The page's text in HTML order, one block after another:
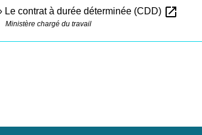
Le contrat à durée déterminée (CDD) open_in_new
Ministère chargé du travail